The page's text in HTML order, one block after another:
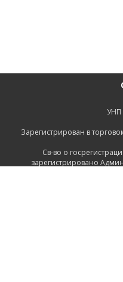
УНП
Зарегистрирован в
Св-во о
зарегистрировано